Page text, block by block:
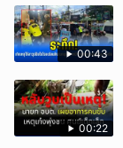
00:43
00:22